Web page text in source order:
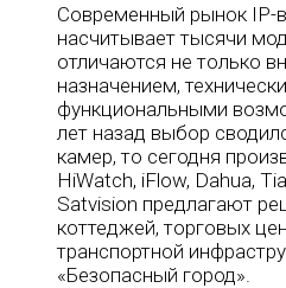
Современный рынок IP-
насчитывает тысячи
отличаются не только
назначением,
функциональными
лет назад выбор
камер, то сегодня
HiWatch, iFlow, Dahua,
Satvision предлагают
коттеджей, торговых
транспортной
«Безопасный город».